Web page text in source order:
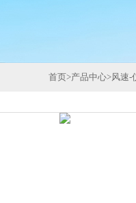
首页>产品中心>风速-